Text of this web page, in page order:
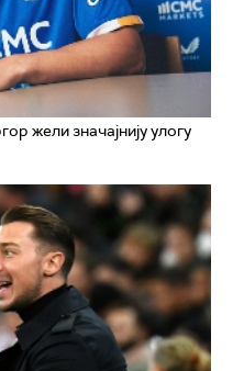
жели значајнију улогу